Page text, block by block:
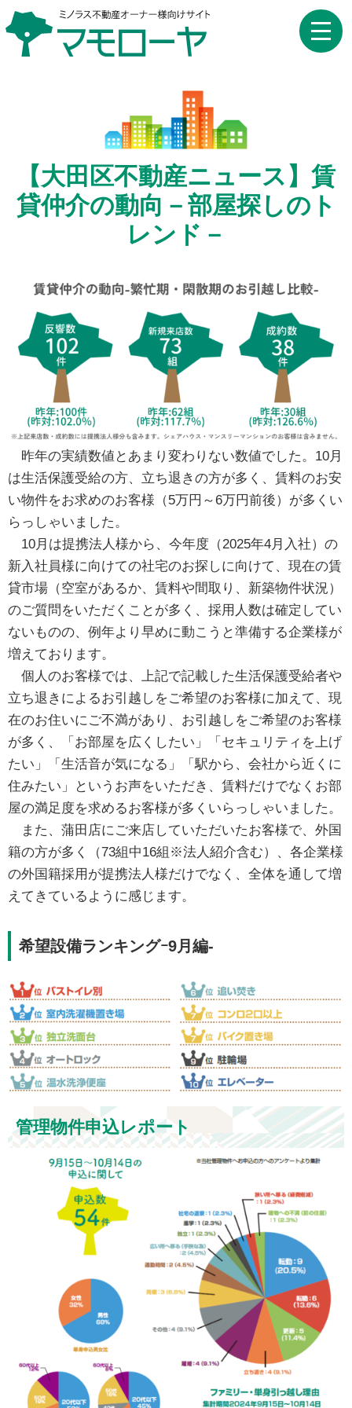
toggle
【大田区不動産ニュース】賃
貸仲介の動向－部屋探しのト
レンド－
昨年の実績数値とあまり変わりない数値でした。10月
は生活保護受給の方、立ち退きの方が多く、賃料のお安
い物件をお求めのお客様（5万円～6万円前後）が多くい
らっしゃいました。
10月は提携法人様から、今年度（2025年4月入社）の
新入社員様に向けての社宅のお探しに向けて、現在の賃
貸市場（空室があるか、賃料や間取り、新築物件状況）
のご質問をいただくことが多く、採用人数は確定してい
ないものの、例年より早めに動こうと準備する企業様が
増えております。
個人のお客様では、上記で記載した生活保護受給者や
立ち退きによるお引越しをご希望のお客様に加えて、現
在のお住いにご不満があり、お引越しをご希望のお客様
が多く、「お部屋を広くしたい」「セキュリティを上げ
たい」「生活音が気になる」「駅から、会社から近くに
住みたい」というお声をいただき、賃料だけでなくお部
屋の満足度を求めるお客様が多くいらっしゃいました。
また、蒲田店にご来店していただいたお客様で、外国
籍の方が多く（73組中16組※法人紹介含む）、各企業様
の外国籍採用が提携法人様だけでなく、全体を通して増
えてきているように感じます。
希望設備ランキングｰ9月編-
管理物件申込レポート